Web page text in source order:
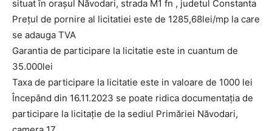
situat în oraşul Năvodari, strada M1 fn , judetul Constanta
Preţul de pornire al licitatiei este de 1285,68lei/mp la care
se adauga TVA
Garantia de participare la licitatie este in cuantum de
35.000lei
Taxa de participare la licitatie este in valoare de 1000 lei
Începând din 16.11.2023 se poate ridica documentaţia de
participare la licitaţie de la sediul Primăriei Năvodari,